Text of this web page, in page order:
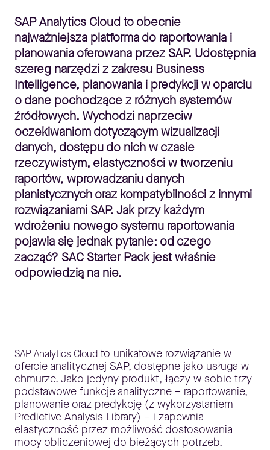
SAP Analytics Cloud to obecnie
najważniejsza platforma do raportowania i
planowania oferowana przez SAP. Udostępnia
szereg narzędzi z zakresu Business
Intelligence, planowania i predykcji w oparciu
o dane pochodzące z różnych systemów
źródłowych. Wychodzi naprzeciw
oczekiwaniom dotyczącym wizualizacji
danych, dostępu do nich w czasie
rzeczywistym, elastyczności w tworzeniu
raportów, wprowadzaniu danych
planistycznych oraz kompatybilności z innymi
rozwiązaniami SAP. Jak przy każdym
wdrożeniu nowego systemu raportowania
pojawia się jednak pytanie: od czego
zacząć? SAC Starter Pack jest właśnie
odpowiedzią na nie.
SAP Analytics Cloud to unikatowe rozwiązanie w
ofercie analitycznej SAP, dostępne jako usługa w
chmurze. Jako jedyny produkt, łączy w sobie trzy
podstawowe funkcje analityczne – raportowanie,
planowanie oraz predykcję (z wykorzystaniem
Predictive Analysis Library) – i zapewnia
elastyczność przez możliwość dostosowania
mocy obliczeniowej do bieżących potrzeb.